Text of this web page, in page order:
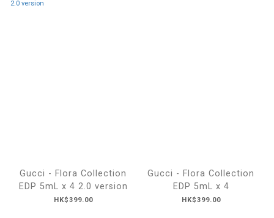
Gucci - Flora Collection
EDP 5mL x 4 2.0 version
HK$399.00
Gucci - Flora Collection
EDP 5mL x 4
HK$399.00